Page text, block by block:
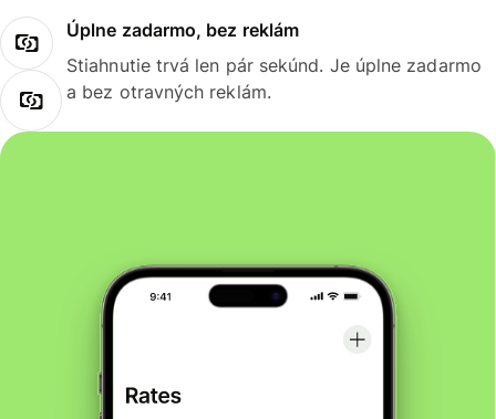
Úplne zadarmo, bez reklám
Stiahnutie trvá len pár sekúnd. Je úplne zadarmo
a bez otravných reklám.